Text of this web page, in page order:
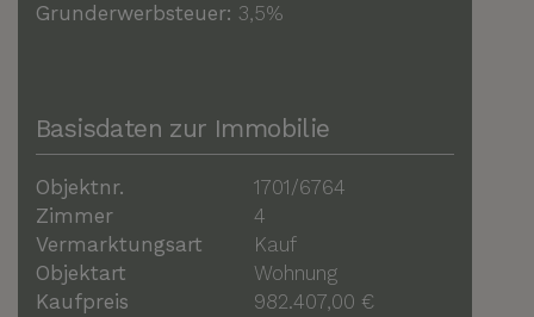
Grunderwerbsteuer: 3,5%
Basisdaten zur Immobilie
Objektnr.
1701/6764
Zimmer
4
Vermarktungsart
Kauf
Objektart
Wohnung
Kaufpreis
982.407,00 €